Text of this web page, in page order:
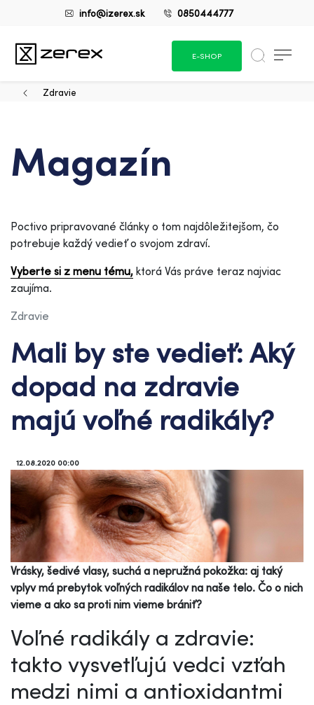
info@izerex.sk 0850444777
E-SHOP
Zdravie
Magazín
Poctivo pripravované články o tom najdôležitejšom, čo
potrebuje každý vedieť o svojom zdraví.
Vyberte si z menu tému, ktorá Vás práve teraz najviac
zaujíma.
Zdravie
Mali by ste vedieť: Aký
dopad na zdravie
majú voľné radikály?
12.08.2020 00:00
Vrásky, šedivé vlasy, suchá a nepružná pokožka: aj taký
vplyv má prebytok voľných radikálov na naše telo. Čo o nich
vieme a ako sa proti nim vieme brániť?
Voľné radikály a zdravie:
takto vysvetľujú vedci vzťah
medzi nimi a antioxidantmi